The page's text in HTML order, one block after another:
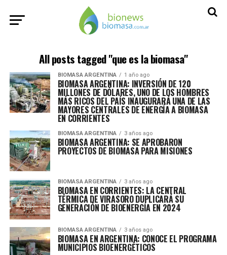
All posts tagged "que es la biomasa"
BIOMASA ARGENTINA 1 año ago
BIOMASA ARGENTINA: INVERSIÓN DE 120
MILLONES DE DÓLARES, UNO DE LOS HOMBRES
MÁS RICOS DEL PAÍS INAUGURARÁ UNA DE LAS
MAYORES CENTRALES DE ENERGÍA A BIOMASA
EN CORRIENTES
BIOMASA ARGENTINA 3 años ago
BIOMASA ARGENTINA: SE APROBARON
PROYECTOS DE BIOMASA PARA MISIONES
BIOMASA ARGENTINA 3 años ago
BIOMASA EN CORRIENTES: LA CENTRAL
TÉRMICA DE VIRASORO DUPLICARÁ SU
GENERACIÓN DE BIOENERGÍA EN 2024
BIOMASA ARGENTINA 3 años ago
BIOMASA EN ARGENTINA: CONOCE EL PROGRAMA
MUNICIPIOS BIOENERGÉTICOS